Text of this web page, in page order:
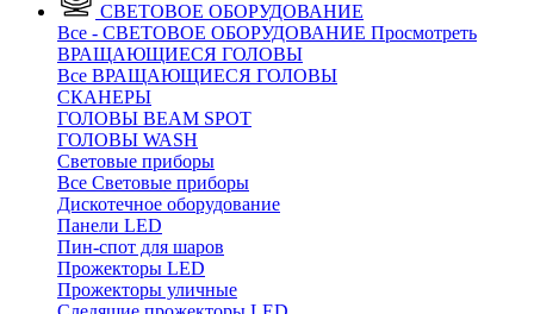
СВЕТОВОЕ ОБОРУДОВАНИЕ
Все - СВЕТОВОЕ ОБОРУДОВАНИЕ Просмотреть
ВРАЩАЮЩИЕСЯ ГОЛОВЫ
Все ВРАЩАЮЩИЕСЯ ГОЛОВЫ
CКАНЕРЫ
ГОЛОВЫ BEAM SPOT
ГОЛОВЫ WASH
Световые приборы
Все Световые приборы
Дискотечное оборудование
Панели LED
Пин-спот для шаров
Прожекторы LED
Прожекторы уличные